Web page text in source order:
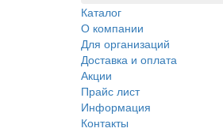
Каталог
О компании
Для организаций
Доставка и оплата
Акции
Прайс лист
Информация
Контакты